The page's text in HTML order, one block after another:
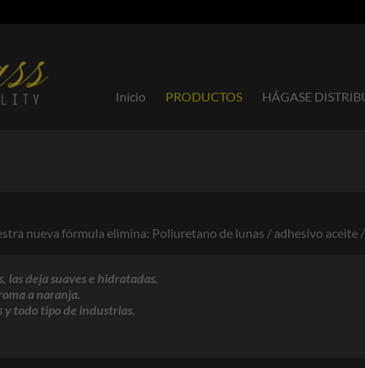
Inicio PRODUCTOS HÁGASE
nueva fórmula elimina: Poliuretano de lunas / adhesivo
las deja suaves e hidratadas.
a naranja.
y todo tipo de industrias.